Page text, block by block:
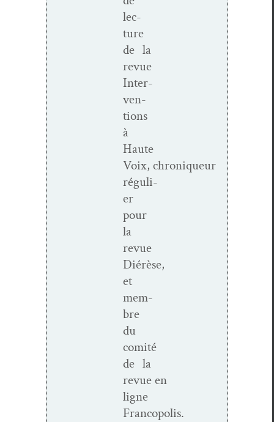
lec­
ture
de la
revue
Inter­
ven­
tions
à
Haute
Voix, chroniqueur
réguli­
er
pour
la
revue
Diérèse,
et
mem­
bre
du
comité
de la
revue en
ligne
Francopolis.